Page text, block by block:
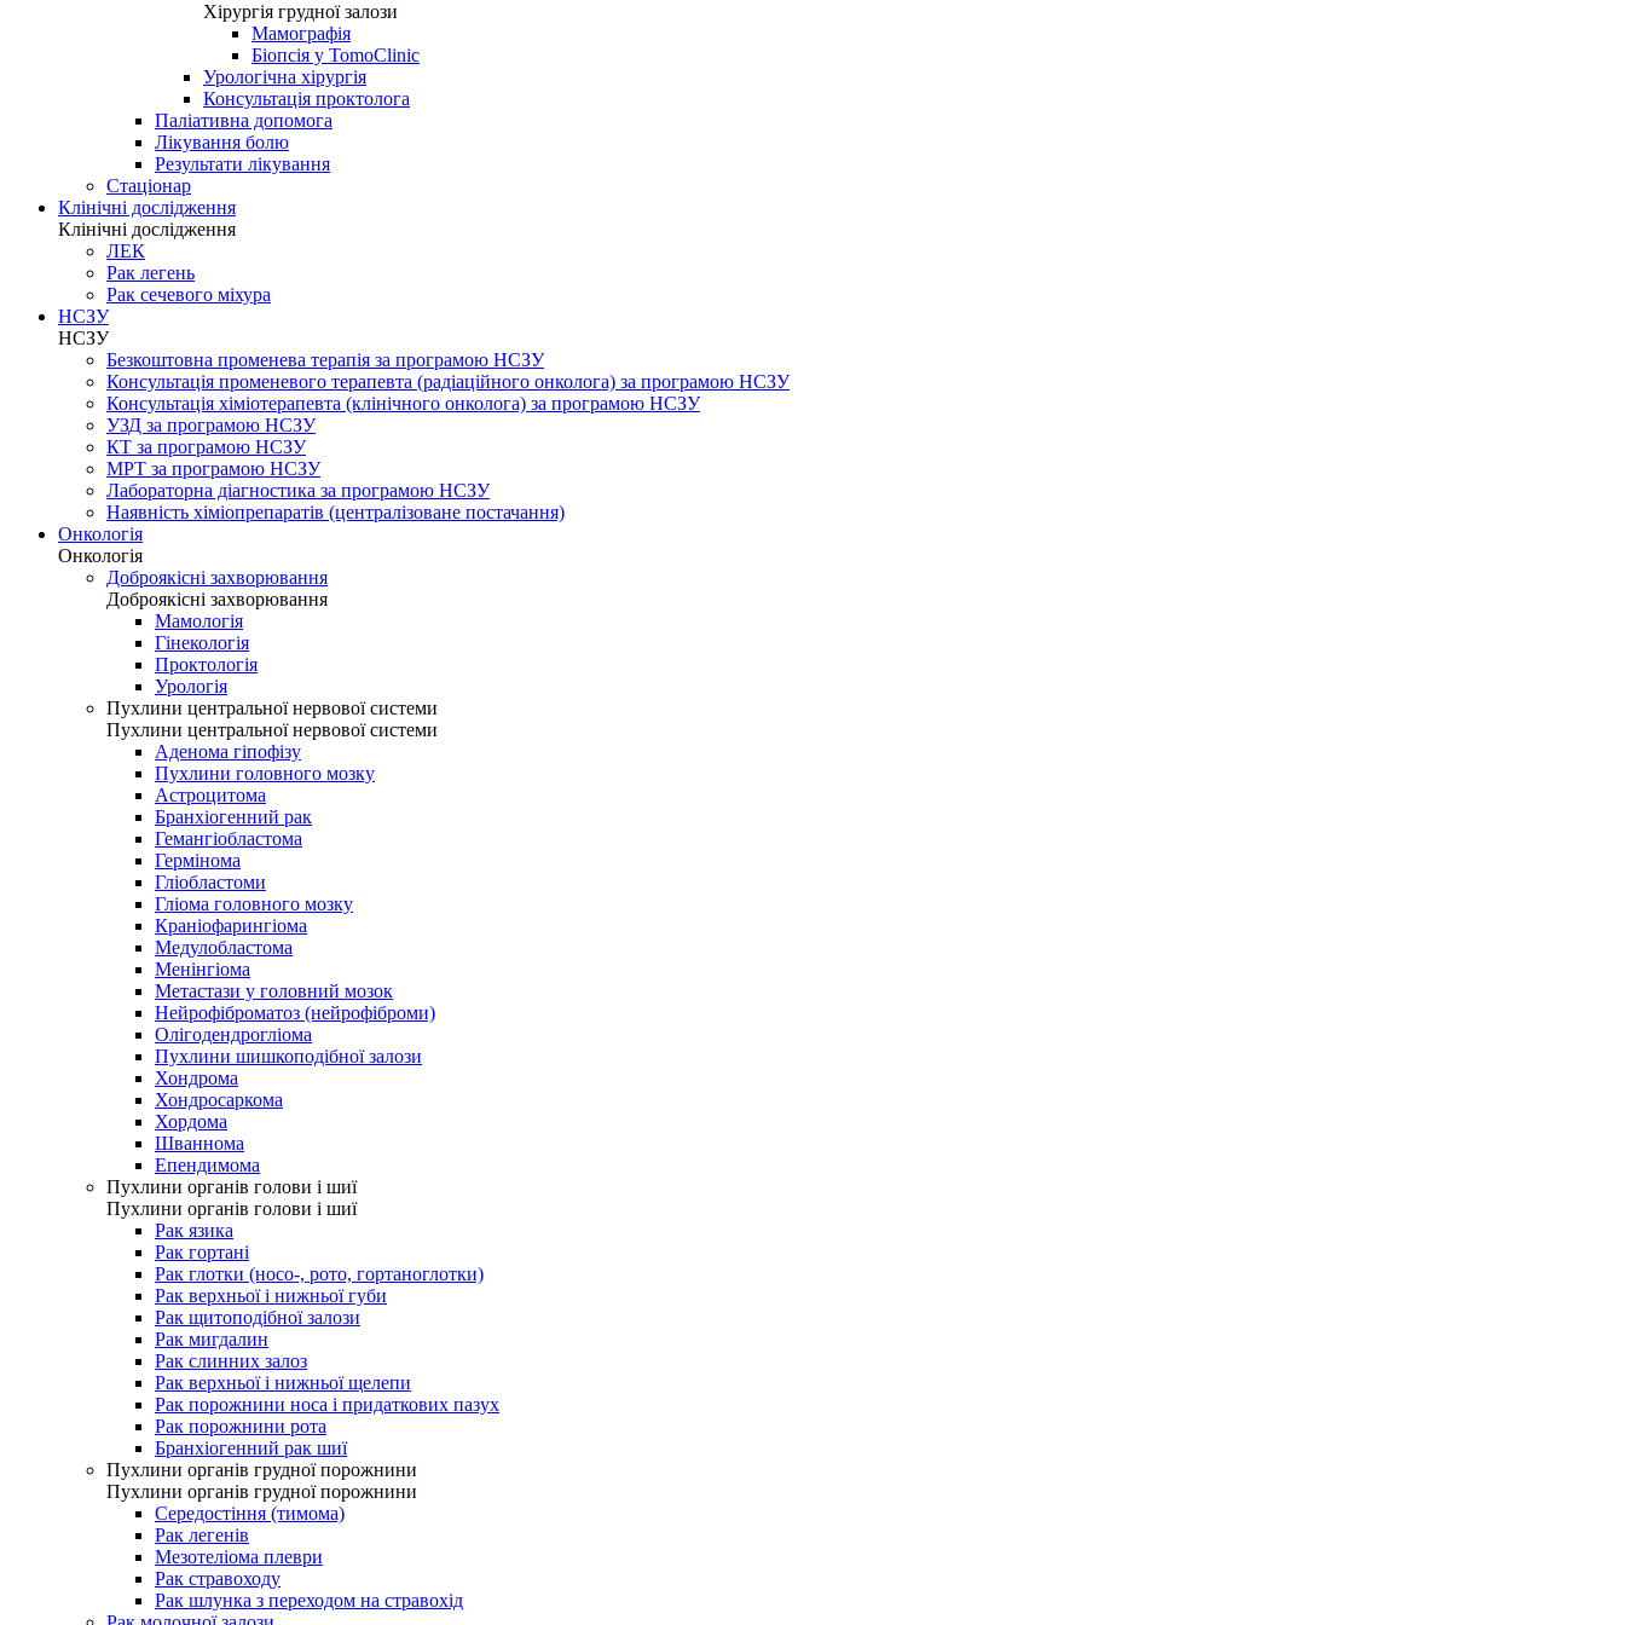
Хірургія грудної залози
Мамографія
Біопсія у TomoClinic
Урологічна хірургія
Консультація проктолога
Паліативна допомога
Лікування болю
Результати лікування
Стаціонар
Клінічні дослідження
Клінічні дослідження
ЛЕК
Рак легень
Рак сечевого міхура
НСЗУ
НСЗУ
Безкоштовна променева терапія за програмою НСЗУ
Консультація променевого терапевта (радіаційного онколога) за програмою НСЗУ
Консультація хіміотерапевта (клінічного онколога) за програмою НСЗУ
УЗД за програмою НСЗУ
КТ за програмою НСЗУ
МРТ за програмою НСЗУ
Лабораторна діагностика за програмою НСЗУ
Наявність хіміопрепаратів (централізоване постачання)
Онкологія
Онкологія
Доброякісні захворювання
Доброякісні захворювання
Мамологія
Гінекологія
Проктологія
Урологія
Пухлини центральної нервової системи
Пухлини центральної нервової системи
Аденома гіпофізу
Пухлини головного мозку
Астроцитома
Бранхіогенний рак
Гемангіобластома
Гермінома
Гліобластоми
Гліома головного мозку
Краніофарингіома
Медулобластома
Менінгіома
Метастази у головний мозок
Нейрофіброматоз (нейрофіброми)
Олігодендрогліома
Пухлини шишкоподібної залози
Хондрома
Хондросаркома
Хордома
Шваннома
Епендимома
Пухлини органів голови і шиї
Пухлини органів голови і шиї
Рак язика
Рак гортані
Рак глотки (носо-, рото, гортаноглотки)
Рак верхньої і нижньої губи
Рак щитоподібної залози
Рак мигдалин
Рак слинних залоз
Рак верхньої і нижньої щелепи
Рак порожнини носа і придаткових пазух
Рак порожнини рота
Бранхіогенний рак шиї
Пухлини органів грудної порожнини
Пухлини органів грудної порожнини
Середостіння (тимома)
Рак легенів
Мезотеліома плеври
Рак стравоходу
Рак шлунка з переходом на стравохід